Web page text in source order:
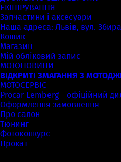
ЕКІПІРУВАННЯ
Запчастини і аксесуари
Наша адреса: Львів, вул.
Кошик
Магазин
Мій обліковий запис
МОТОНОВИНИ
ВІДКРИТІ ЗМАГАННЯ З
МОТОСЕРВІС
Procar Lemberg – офіційний
Оформлення замовлення
Про салон
Тюнинг
Фотоконкурс
Прокат